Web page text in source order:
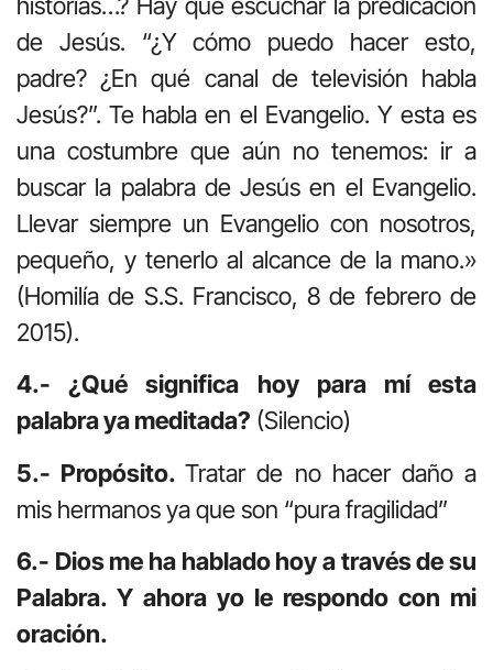
de Jesús. “¿Y cómo puedo hacer esto,
padre? ¿En qué canal de televisión habla
Jesús?”. Te habla en el Evangelio. Y esta es
una costumbre que aún no tenemos: ir a
buscar la palabra de Jesús en el Evangelio.
Llevar siempre un Evangelio con nosotros,
pequeño, y tenerlo al alcance de la mano.»
(Homilía de S.S. Francisco, 8 de febrero de
2015).
4.- ¿Qué significa hoy para mí esta
palabra ya meditada? (Silencio)
5.- Propósito.Tratar de no hacer daño a
mis hermanos ya que son “pura fragilidad”
6.- Dios me ha hablado hoy a través de su
Palabra. Y ahora yo le respondo con mi
oración.